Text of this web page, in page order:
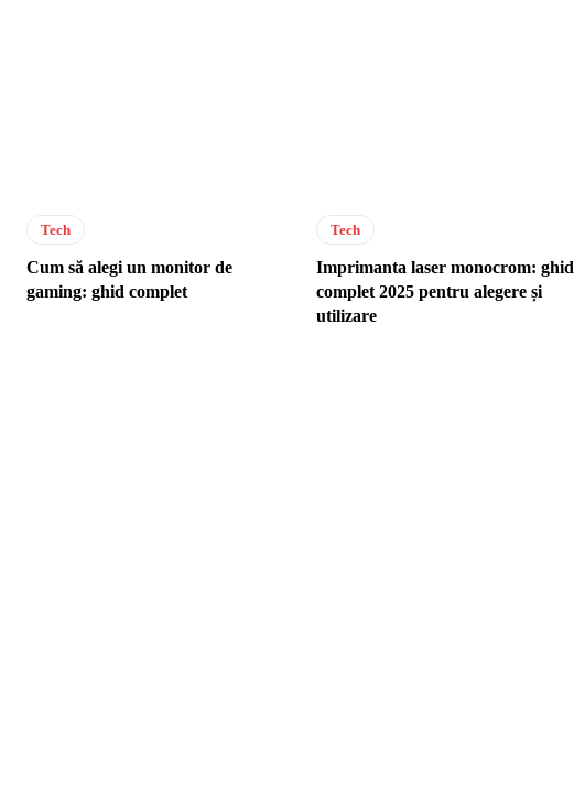
Tech
Cum să alegi un monitor de
gaming: ghid complet
Tech
Imprimanta laser monocrom: ghid
complet 2025 pentru alegere și
utilizare